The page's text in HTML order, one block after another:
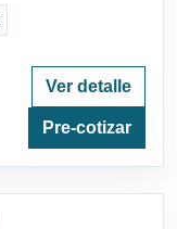
Ver detalle
Pre-cotizar